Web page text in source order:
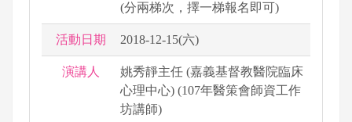
(分兩梯次，擇一梯報名即可)
活動日期 2018-12-15(六)
演講人
姚秀靜主任 (嘉義基督教醫院臨床
心理中心) (107年醫策會師資工作
坊講師)